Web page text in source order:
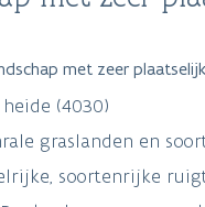
met zeer
(4030)
graslanden en
soortenrijke